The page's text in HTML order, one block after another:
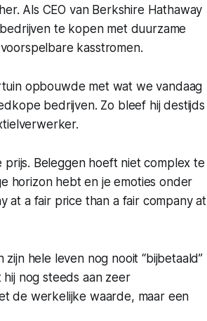
Als CEO van Berkshire Hathaway
te kopen met duurzame
kasstromen.
opbouwde met wat we vandaag
bedrijven. Zo bleef hij destijds
prijs. Beleggen hoeft niet complex te
horizon hebt en je emoties onder
at a fair price than a fair company at
hele leven nog nooit “bijbetaald”
nog steeds aan zeer
de werkelijke waarde, maar een